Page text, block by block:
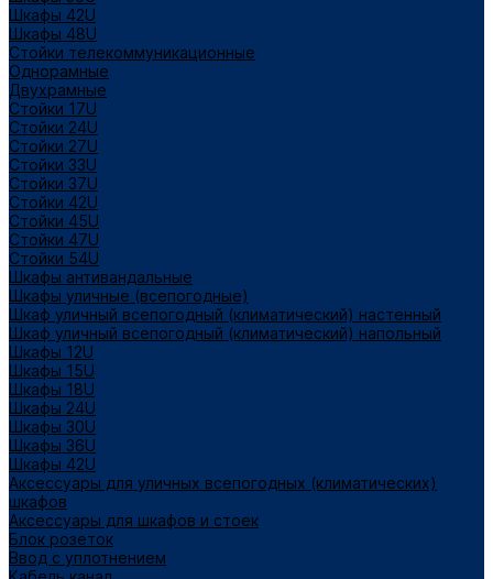
Шкафы 42U
Шкафы 48U
Стойки телекоммуникационные
Однорамные
Двухрамные
Стойки 17U
Стойки 24U
Стойки 27U
Стойки 33U
Стойки 37U
Стойки 42U
Стойки 45U
Стойки 47U
Стойки 54U
Шкафы антивандальные
Шкафы уличные (всепогодные)
Шкаф уличный всепогодный (климатический) настенный
Шкаф уличный всепогодный (климатический) напольный
Шкафы 12U
Шкафы 15U
Шкафы 18U
Шкафы 24U
Шкафы 30U
Шкафы 36U
Шкафы 42U
Аксессуары для уличных всепогодных (климатических)
шкафов
Аксессуары для шкафов и стоек
Блок розеток
Ввод с уплотнением